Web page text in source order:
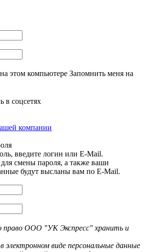
этом компьютере Запомнить меня на
в соцсетях
компании
введите логин или E-Mail.
смены пароля, а также ваши
будут высланы вам по E-Mail.
право ООО "УК Экспресс" хранить и
электронном виде персональные данные